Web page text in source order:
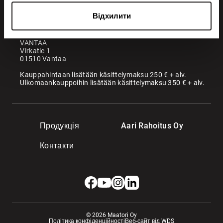
Відхилити
Продукція Aari Rahoitus Oy
Контакти
Офіс
VANTAA
Virkatie 1
01510 Vantaa
Kauppahintaan lisätään käsittelymaksu 250 € + alv.
Ulkomaankauppoihin lisätään käsittelymaksu 350 € + alv.
© 2026 Maatori Oy
Політика конфіденційностіВеб-сайт від WDS